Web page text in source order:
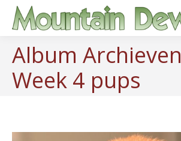
Album Archieven
Week 4 pups